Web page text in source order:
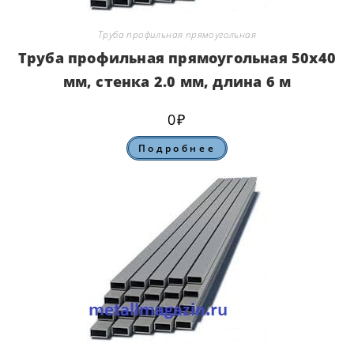
Труба профильная прямоугольная
Труба профильная прямоугольная 50х40
мм, стенка 2.0 мм, длина 6 м
0₽
Подробнее